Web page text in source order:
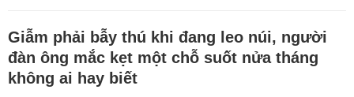
Giẫm phải bẫy thú khi đang leo núi, người
đàn ông mắc kẹt một chỗ suốt nửa tháng
không ai hay biết